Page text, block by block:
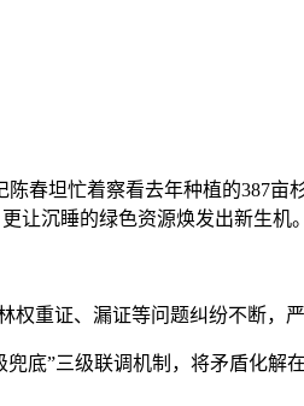
春坦忙着察看去年种植的387亩
让沉睡的绿色资源焕发出新生机。
重证、漏证等问题纠纷不断，严
”三级联调机制，将矛盾化解